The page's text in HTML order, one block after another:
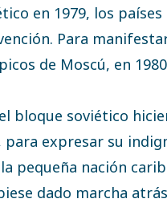
en 1979, los países
Para
de Moscú, en
bloque soviético
para expresar su
pequeña nación
dado marcha